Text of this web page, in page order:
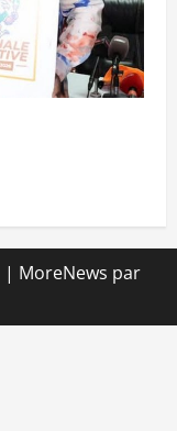
| MoreNews par